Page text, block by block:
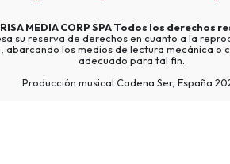
MEDIA CORP SPATodos los derechos
su reserva de derechos en cuanto a la
los medios de lectura mecánica o
adecuado para tal fin.
Producción musical Cadena Ser, España